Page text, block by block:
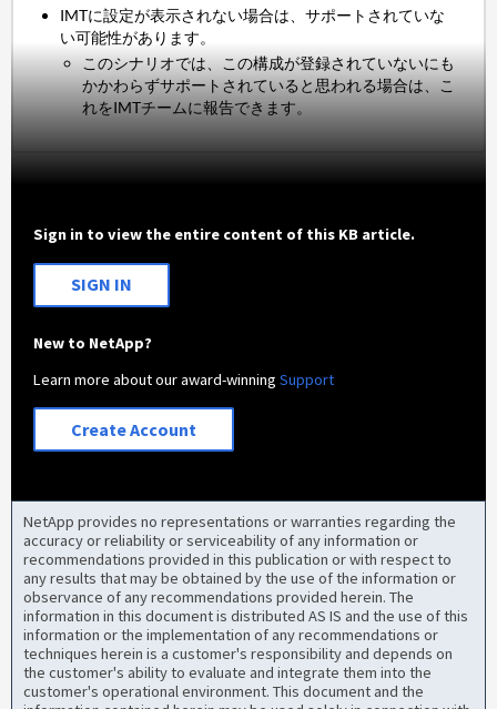
IMTに設定が表示されない場合は、サポートされていな
い可能性があります。
このシナリオでは、この構成が登録されていないにも
かかわらずサポートされていると思われる場合は、こ
れをIMTチームに報告できます。
Sign in to view the entire content of this KB article.
SIGN IN
New to NetApp?
Learn more about our award-winningSupport
Create Account
NetApp provides no representations or warranties regarding the
accuracy or reliability or serviceability of any information or
recommendations provided in this publication or with respect to
any results that may be obtained by the use of the information or
observance of any recommendations provided herein. The
information in this document is distributed AS IS and the use of this
information or the implementation of any recommendations or
techniques herein is a customer's responsibility and depends on
the customer's ability to evaluate and integrate them into the
customer's operational environment. This document and the